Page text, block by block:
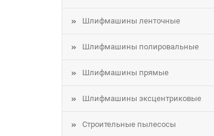
Шлифмашины ленточные
Шлифмашины полировальные
Шлифмашины прямые
Шлифмашины эксцентриковые
Строительные пылесосы